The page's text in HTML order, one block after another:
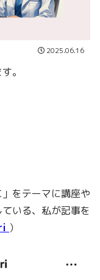
2025.06.16
。
をテーマに講座や
いる、私が記事を
）